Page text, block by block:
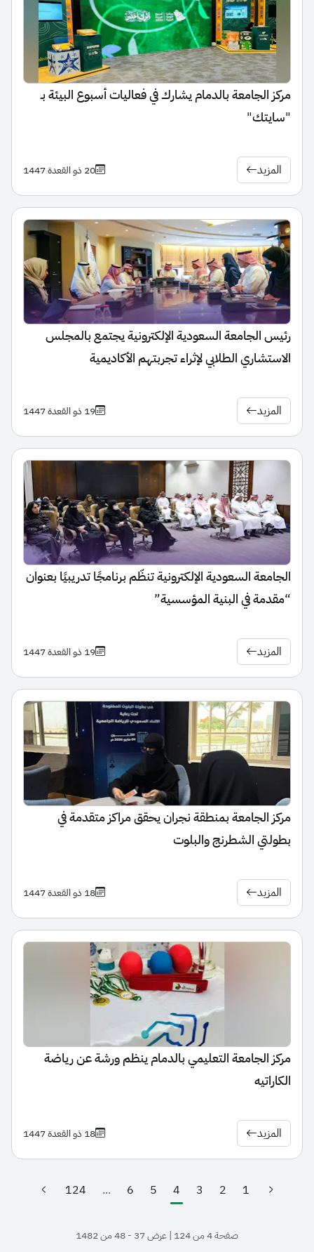
مركز الجامعة بالدمام يشارك في فعاليات أسبوع البيئة بـ
"سايتك"
المزيد 20 ذو القعدة 1447
رئيس الجامعة السعودية الإلكترونية يجتمع بالمجلس
الاستشاري الطلابي لإثراء تجربتهم الأكاديمية
المزيد 19 ذو القعدة 1447
الجامعة السعودية الإلكترونية تنظّم برنامجًا تدريبيًا بعنوان
“مقدمة في البنية المؤسسية”
المزيد 19 ذو القعدة 1447
مركز الجامعة بمنطقة نجران يحقق مراكز متقدمة في
بطولتي الشطرنج والبلوت
المزيد 18 ذو القعدة 1447
مركز الجامعة التعليمي بالدمام ينظم ورشة عن رياضة
الكاراتيه
المزيد 18 ذو القعدة 1447
1
2
3
4
(الصفحة الحالية)
5
6
...
124
صفحة 4 من 124 | عرض 37 - 48 من 1482